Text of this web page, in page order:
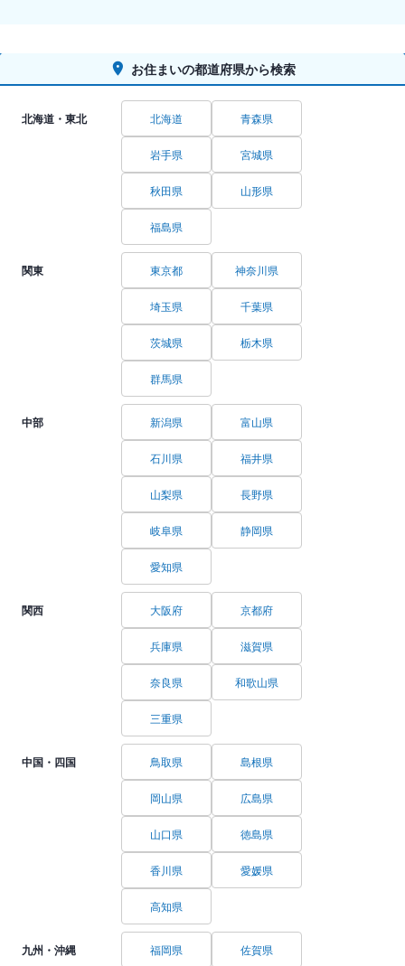
お住まいの都道府県から検索
北海道・東北 北海道 青森県
岩手県 宮城県
秋田県 山形県
福島県
関東 東京都 神奈川県
埼玉県 千葉県
茨城県 栃木県
群馬県
中部 新潟県 富山県
石川県 福井県
山梨県 長野県
岐阜県 静岡県
愛知県
関西 大阪府 京都府
兵庫県 滋賀県
奈良県 和歌山県
三重県
中国・四国 鳥取県 島根県
岡山県 広島県
山口県 徳島県
香川県 愛媛県
高知県
九州・沖縄 福岡県 佐賀県